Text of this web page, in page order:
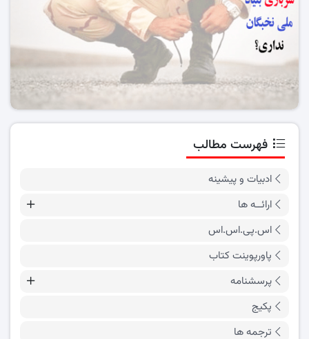
فهرست مطالب
ادبیات و پیشینه
ارائــه ها
اس.پی.اس.اس
پاورپوینت کتاب
پرسشنامه
پکیج
ترجمه ها